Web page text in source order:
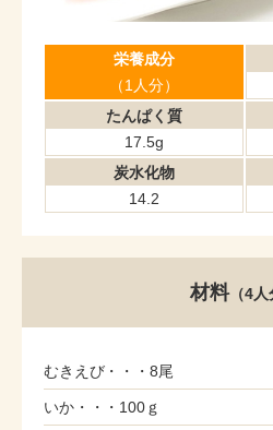
栄養成分
（1人分）
たんぱく質
17.5g
炭水化物
14.2
材料（4人
むきえび・・・8尾
いか・・・100ｇ